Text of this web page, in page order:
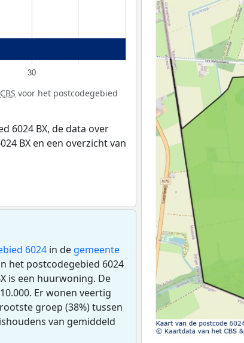
30
CBS voor het postcodegebied
6024 BX, de data over
BX en een overzicht van
6024 in de gemeente
het postcodegebied 6024
is een huurwoning. De
Er wonen veertig
groep (38%) tussen
van gemiddeld